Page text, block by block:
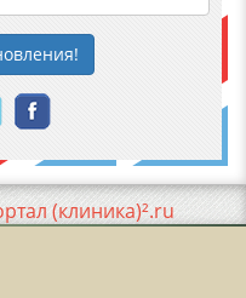
!
(клиника)².ru